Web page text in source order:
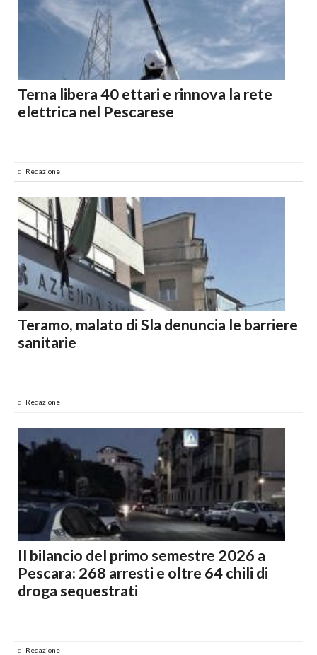
Terna libera 40 ettari e rinnova la rete
elettrica nel Pescarese
di Redazione
Teramo, malato di Sla denuncia le barriere
sanitarie
di Redazione
Il bilancio del primo semestre 2026 a
Pescara: 268 arresti e oltre 64 chili di
droga sequestrati
di Redazione